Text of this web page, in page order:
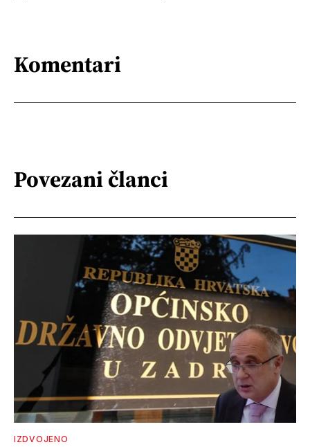
Komentari
Povezani članci
IZDVOJENO